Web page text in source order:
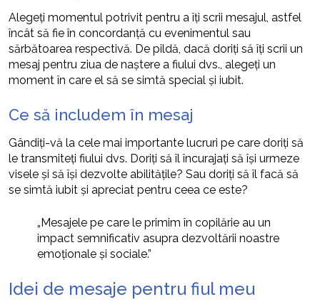
Alegeți momentul potrivit pentru a îți scrii mesajul, astfel
încât să fie în concordanță cu evenimentul sau
sărbătoarea respectivă. De pildă, dacă doriți să îți scrii un
mesaj pentru ziua de naștere a fiului dvs., alegeți un
moment în care el să se simtă special și iubit.
Ce să includem în mesaj
Gândiți-vă la cele mai importante lucruri pe care doriți să
le transmiteți fiului dvs. Doriți să îl încurajați să își urmeze
visele și să își dezvolte abilitățile? Sau doriți să îl facă să
se simtă iubit și apreciat pentru ceea ce este?
„Mesajele pe care le primim în copilărie au un
impact semnificativ asupra dezvoltării noastre
emoționale și sociale.”
Idei de mesaje pentru fiul meu